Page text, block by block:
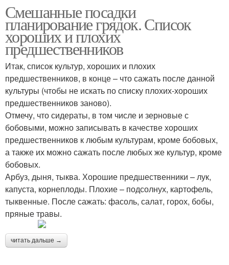
Смешанные посадки
планирование грядок. Список
хороших и плохих
предшественников
Итак, список культур, хороших и плохих
предшественников, в конце – что сажать после данной
культуры (чтобы не искать по списку плохих-хороших
предшественников заново).
Отмечу, что сидераты, в том числе и зерновые с
бобовыми, можно записывать в качестве хороших
предшественников к любым культурам, кроме бобовых,
а также их можно сажать после любых же культур, кроме
бобовых.
Арбуз, дыня, тыква. Хорошие предшественники – лук,
капуста, корнеплоды. Плохие – подсолнух, картофель,
тыквенные. После сажать: фасоль, салат, горох, бобы,
пряные травы.
читать дальше →